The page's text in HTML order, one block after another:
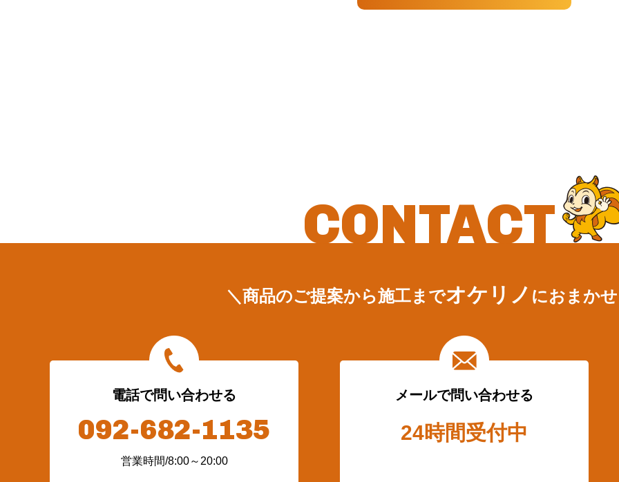
CONTACT
＼商品のご提案から施工までオケリノ におまか
電話で問い合わせる
092-682-1135
営業時間/8:00～20:00
メールで問い合わせる
24時間受付中